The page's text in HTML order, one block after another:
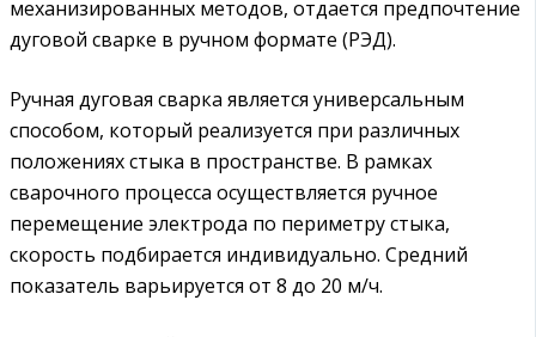
механизированных методов, отдается предпочтение
дуговой сварке в ручном формате (РЭД).
Ручная дуговая сварка является универсальным
способом, который реализуется при различных
положениях стыка в пространстве. В рамках
сварочного процесса осуществляется ручное
перемещение электрода по периметру стыка,
скорость подбирается индивидуально. Средний
показатель варьируется от 8 до 20 м/ч.